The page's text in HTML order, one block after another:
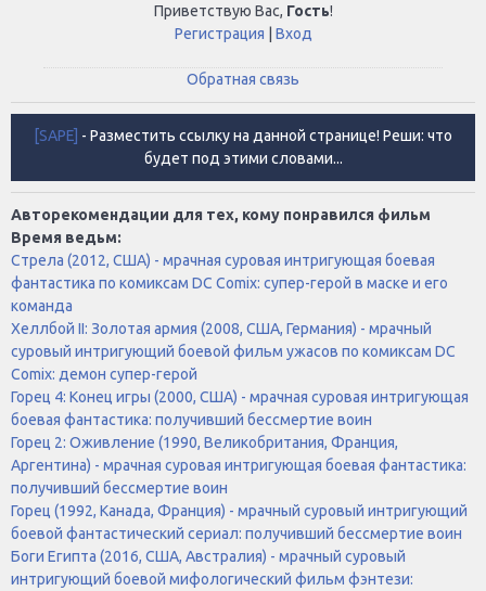
Приветствую Вас, Гость!
Регистрация
Вход
Обратная связь
[SAPE] - Разместить ссылку на данной странице! Реши: что
будет под этими словами...
Авторекомендации для тех, кому понравился фильм
Время ведьм:
Стрела (2012, США) - мрачная суровая интригующая боевая
фантастика по комиксам DC Comix: супер-герой в маске и его
команда
Хеллбой II: Золотая армия (2008, США, Германия) - мрачный
суровый интригующий боевой фильм ужасов по комиксам DC
Comix: демон супер-герой
Горец 4: Конец игры (2000, США) - мрачная суровая интригующая
боевая фантастика: получивший бессмертие воин
Горец 2: Оживление (1990, Великобритания, Франция,
Аргентина) - мрачная суровая интригующая боевая фантастика:
получивший бессмертие воин
Горец (1992, Канада, Франция) - мрачный суровый интригующий
боевой фантастический сериал: получивший бессмертие воин
Боги Египта (2016, США, Австралия) - мрачный суровый
интригующий боевой мифологический фильм фэнтези: